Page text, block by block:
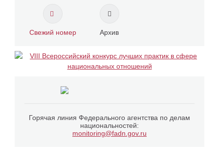
Свежий номер Архив
Горячая линия Федерального агентства по делам
национальностей:
monitoring@fadn.gov.ru